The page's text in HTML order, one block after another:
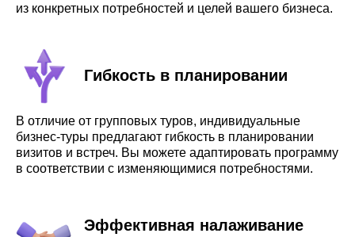
из конкретных потребностей и целей вашего бизнеса.
Гибкость в планировании
В отличие от групповых туров, индивидуальные
бизнес-туры предлагают гибкость в планировании
визитов и встреч. Вы можете адаптировать программу
в соответствии с изменяющимися потребностями.
Эффективная налаживание